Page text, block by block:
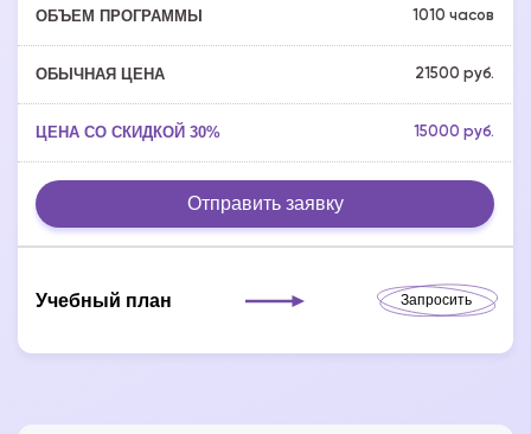
1010 часов
21500 руб.
15000 руб.
Отправить заявку
Учебный план Запросить